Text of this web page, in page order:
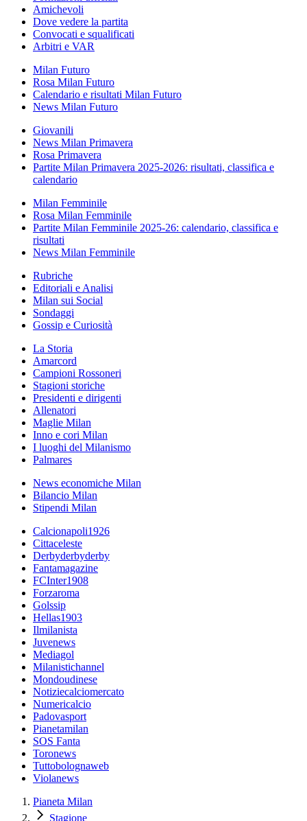
Amichevoli
Dove vedere la partita
Convocati e squalificati
Arbitri e VAR
Milan Futuro
Rosa Milan Futuro
Calendario e risultati Milan Futuro
News Milan Futuro
Giovanili
News Milan Primavera
Rosa Primavera
Partite Milan Primavera 2025-2026: risultati, classifica e
calendario
Milan Femminile
Rosa Milan Femminile
Partite Milan Femminile 2025-26: calendario, classifica e
risultati
News Milan Femminile
Rubriche
Editoriali e Analisi
Milan sui Social
Sondaggi
Gossip e Curiosità
La Storia
Amarcord
Campioni Rossoneri
Stagioni storiche
Presidenti e dirigenti
Allenatori
Maglie Milan
Inno e cori Milan
I luoghi del Milanismo
Palmares
News economiche Milan
Bilancio Milan
Stipendi Milan
Calcionapoli1926
Cittaceleste
Derbyderbyderby
Fantamagazine
FCInter1908
Forzaroma
Golssip
Hellas1903
Ilmilanista
Juvenews
Mediagol
Milanistichannel
Mondoudinese
Notiziecalciomercato
Numericalcio
Padovasport
Pianetamilan
SOS Fanta
Toronews
Tuttobolognaweb
Violanews
Pianeta Milan
Stagione